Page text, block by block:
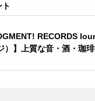
RECORDS
）】上質な音・酒・珈